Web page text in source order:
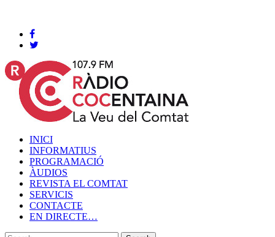
INICI
INFORMATIUS
PROGRAMACIÓ
ÀUDIOS
REVISTA EL COMTAT
SERVICIS
CONTACTE
EN DIRECTE…